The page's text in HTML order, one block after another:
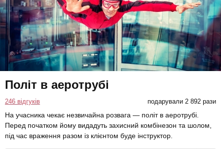
Політ в аеротрубі
246 відгуків подарували 2 892 рази
На учасника чекає незвичайна розвага — політ в аеротрубі.
Перед початком йому видадуть захисний комбінезон та шолом,
під час враження разом із клієнтом буде інструктор.